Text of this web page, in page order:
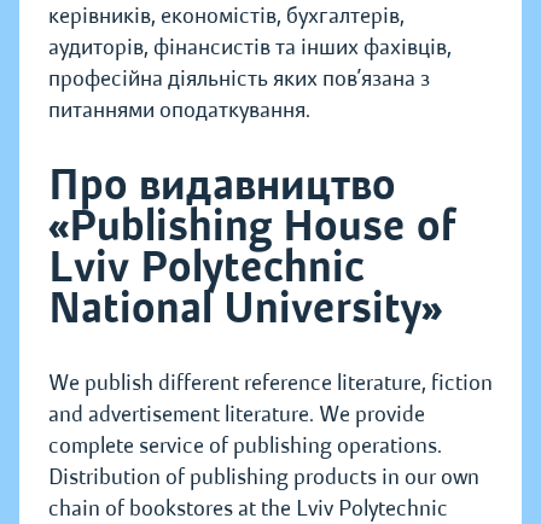
керівників, економістів, бухгалтерів,
аудиторів, фінансистів та інших фахівців,
професійна діяльність яких пов’язана з
питаннями оподаткування.
Про видавництво
«Publishing House of
Lviv Polytechnic
National University»
We publish different reference literature, fiction
and advertisement literature. We provide
complete service of publishing operations.
Distribution of publishing products in our own
chain of bookstores at the Lviv Polytechnic